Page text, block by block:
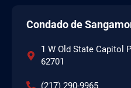
Condado de
1 W Old State Capitol
62701
(217) 290-9965